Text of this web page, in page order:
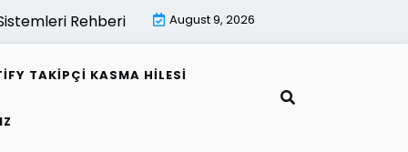
Rehberi |Mimari Gorsellestirme İle Kamu
August 9, 2026
TAKIPÇI KASMA HILESI